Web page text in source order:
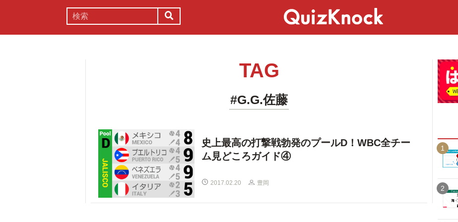
TAG
#G.G.佐藤
史上最高の打撃戦勃発のプールD！WBC全チー
ム見どころガイド④
2017.02.20 豊岡
1
2